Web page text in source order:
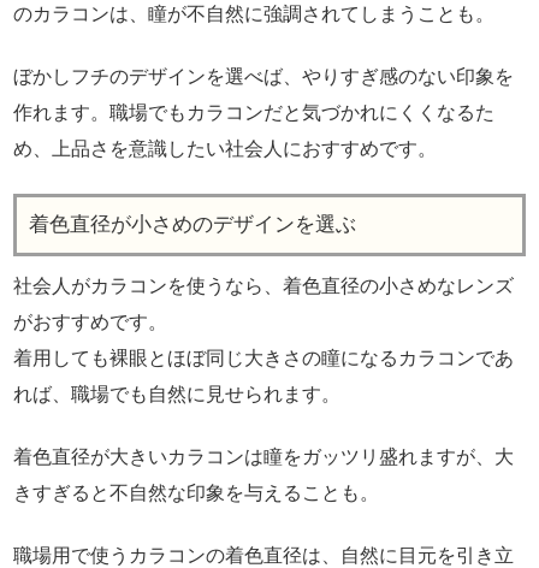
のカラコンは、瞳が不自然に強調されてしまうことも。
ぼかしフチのデザインを選べば、やりすぎ感のない印象を
作れます。職場でもカラコンだと気づかれにくくなるた
め、上品さを意識したい社会人におすすめです。
着色直径が小さめのデザインを選ぶ
社会人がカラコンを使うなら、着色直径の小さめなレンズ
がおすすめです。
着用しても裸眼とほぼ同じ大きさの瞳になるカラコンであ
れば、職場でも自然に見せられます。
着色直径が大きいカラコンは瞳をガッツリ盛れますが、大
きすぎると不自然な印象を与えることも。
職場用で使うカラコンの着色直径は、自然に目元を引き立